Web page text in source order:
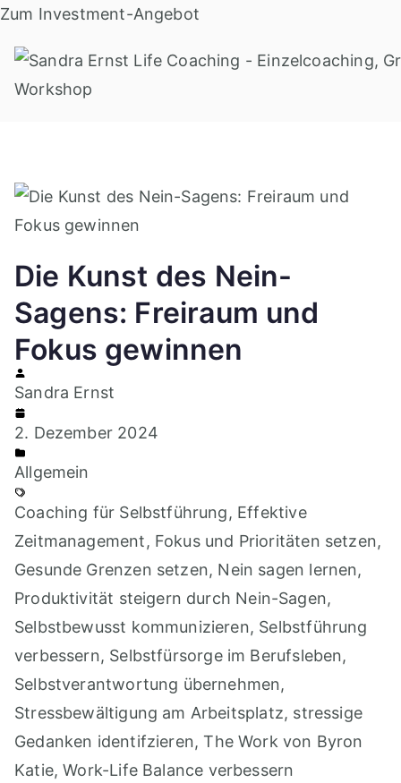
Zum
springen
Zum Investment-Angebot
Die Kunst des Nein-
Sagens: Freiraum und
Fokus gewinnen
Sandra Ernst
2. Dezember 2024
Allgemein
Coaching für Selbstführung, Effektive
Zeitmanagement, Fokus und Prioritäten setzen,
Gesunde Grenzen setzen, Nein sagen lernen,
Produktivität steigern durch Nein-Sagen,
Selbstbewusst kommunizieren, Selbstführung
verbessern, Selbstfürsorge im Berufsleben,
Selbstverantwortung übernehmen,
Stressbewältigung am Arbeitsplatz, stressige
Gedanken identifzieren,The Work von Byron
Katie,Work-Life Balance verbessern